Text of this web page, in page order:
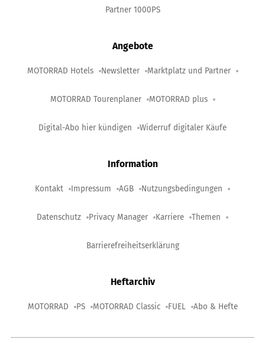
Partner 1000PS
Angebote
MOTORRAD Hotels Newsletter Marktplatz und Partner
MOTORRAD Tourenplaner MOTORRAD plus
Digital-Abo hier kündigen Widerruf digitaler Käufe
Information
Kontakt Impressum AGB Nutzungsbedingungen
Datenschutz Privacy Manager Karriere Themen
Barrierefreiheitserklärung
Heftarchiv
MOTORRAD PS MOTORRAD Classic FUEL Abo & Hefte